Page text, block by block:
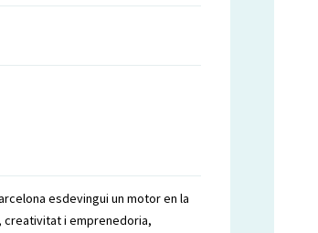
esdevingui un motor en la
creativitat i emprenedoria,